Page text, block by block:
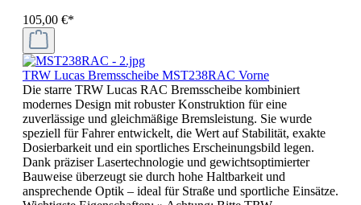
105,00 €*
TRW Lucas Bremsscheibe MST238RAC Vorne
Die starre TRW Lucas RAC Bremsscheibe kombiniert
modernes Design mit robuster Konstruktion für eine
zuverlässige und gleichmäßige Bremsleistung. Sie wurde
speziell für Fahrer entwickelt, die Wert auf Stabilität, exakte
Dosierbarkeit und ein sportliches Erscheinungsbild legen.
Dank präziser Lasertechnologie und gewichtsoptimierter
Bauweise überzeugt sie durch hohe Haltbarkeit und
ansprechende Optik – ideal für Straße und sportliche Einsätze.